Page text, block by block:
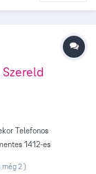
Telefonos
1412-es
még 2 )